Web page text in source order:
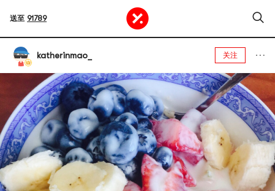
送至 91789
katherinmao_ 关注